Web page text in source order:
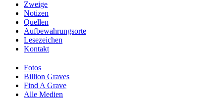
Fotos
Billion Graves
Find A Grave
Alle Medien
Zweige
Notizen
Quellen
Aufbewahrungsorte
Lesezeichen
Kontakt